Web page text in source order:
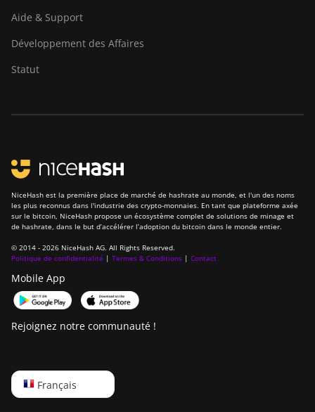
Aide & Support
Développement des Affaires
Statut
NiceHash est la première place de marché de hashrate au monde, et l'un des noms
les plus reconnus dans l'industrie des crypto-monnaies. En tant que plateforme axée
sur le bitcoin, NiceHash propose un écosystème complet de solutions de minage et
de hashrate, dans le but d’accélérer l’adoption du bitcoin dans le monde entier.
© 2014 - 2026 NiceHash AG. All Rights Reserved.
Politique de confidentialité | Termes & Conditions | Contact
Mobile App
Rejoignez notre communauté !
Français
English